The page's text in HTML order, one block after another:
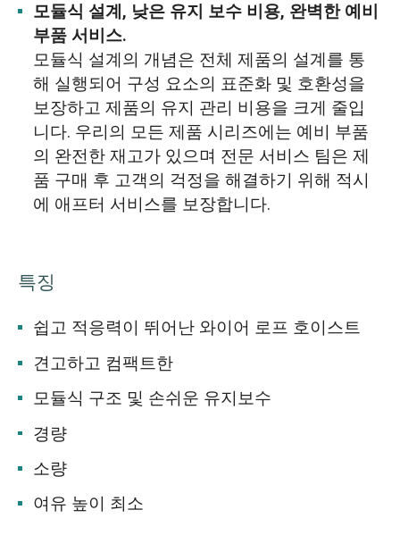
모듈식 설계, 낮은 유지 보수 비용, 완벽한 예비
부품 서비스.
모듈식 설계의 개념은 전체 제품의 설계를 통
해 실행되어 구성 요소의 표준화 및 호환성을
보장하고 제품의 유지 관리 비용을 크게 줄입
니다. 우리의 모든 제품 시리즈에는 예비 부품
의 완전한 재고가 있으며 전문 서비스 팀은 제
품 구매 후 고객의 걱정을 해결하기 위해 적시
에 애프터 서비스를 보장합니다.
특징
쉽고 적응력이 뛰어난 와이어 로프 호이스트
견고하고 컴팩트한
모듈식 구조 및 손쉬운 유지보수
경량
소량
여유 높이 최소